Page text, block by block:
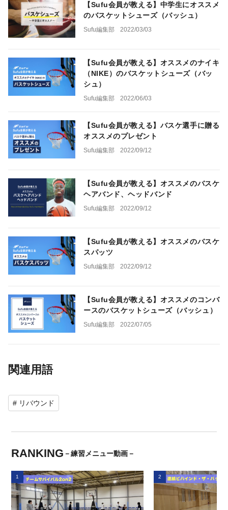
【Sufu会員が教える】中学生にオススメ
のバスケットシューズ（バッシュ）
Sufu編集部 2022/03/03
【Sufu会員が教える】オススメのナイキ
（NIKE）のバスケットシューズ（バッ
シュ）
Sufu編集部 2022/06/03
【Sufu会員が教える】バスケ選手に贈る
オススメのプレゼント
Sufu編集部 2022/09/12
【Sufu会員が教える】オススメのバスケ
ヘアバンド、ヘッドバンド
Sufu編集部 2022/09/12
【Sufu会員が教える】オススメのバスケ
スパッツ
Sufu編集部 2022/09/12
【Sufu会員が教える】オススメのコンバ
ースのバスケットシューズ（バッシュ）
Sufu編集部 2022/07/05
関連用語
# リバウンド
RANKING －練習メニュー動画－
1 2